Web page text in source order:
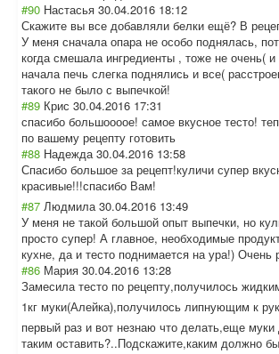
#90 Настасья 30.04.2016 18:12
Скажите вы все добавляли белки ещё? В
У меня сначала опара не особо поднялась,
когда смешала ингредиенты , тоже не очень(
начала печь слегка поднялись и все(
такого не было с выпечкой!
#89 Крис 30.04.2016 17:31
спасибо большоооое! самое вкусное тесто!
по вашему рецепту готовить
#88 Надежда 30.04.2016 13:58
Спасибо большое за рецепт!куличи супер
красивые!!!спасибо Вам!
#87 Людмила 30.04.2016 13:49
У меня не такой большой опыт выпечки, но
просто супер! А главное, необходимые
кухне, да и тесто поднимается на ура!) Очень
#86 Мария 30.04.2016 13:28
Замесила тесто по рецепту,получилось
1кг муки(Алейка),получилось липнующим к
первый раз и вот незнаю что делать,еще муки
таким оставить?..Подскажите,каким должно